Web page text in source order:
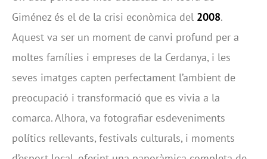
Giménez és el de la crisi econòmica del 2008.
Aquest va ser un moment de canvi profund per a
moltes famílies i empreses de la Cerdanya, i les
seves imatges capten perfectament l’ambient de
preocupació i transformació que es vivia a la
comarca. Alhora, va fotografiar esdeveniments
polítics rellevants, festivals culturals, i moments